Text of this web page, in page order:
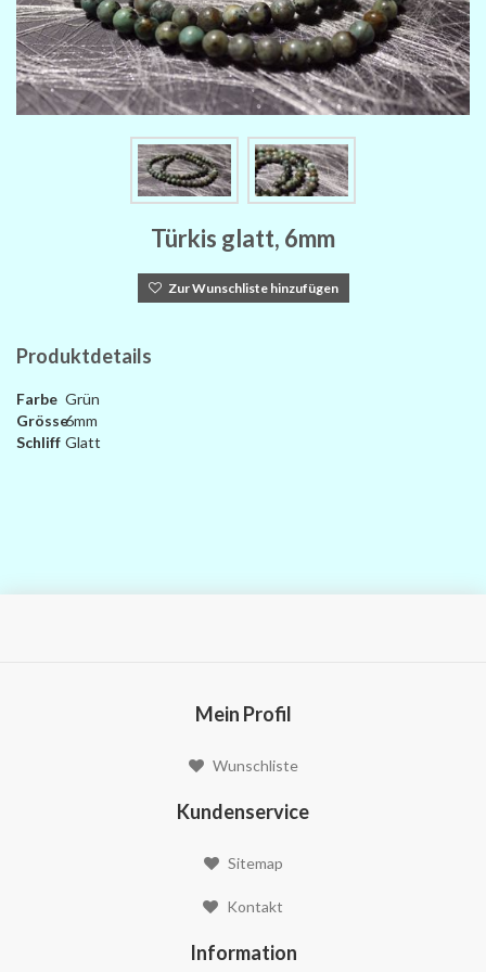
Türkis glatt, 6mm
Zur Wunschliste hinzufügen
Produktdetails
Farbe Grün
Grösse6mm
Schliff Glatt
Mein Profil
Wunschliste
Kundenservice
Sitemap
Kontakt
Information